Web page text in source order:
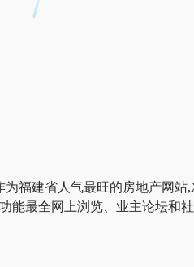
福建省人气最旺的房地产网
能最全网上浏览、业主论坛和